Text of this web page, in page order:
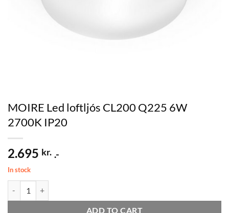
MOIRE Led loftljós CL200 Q225 6W
2700K IP20
2.695 kr. .-
In stock
ADD TO CART